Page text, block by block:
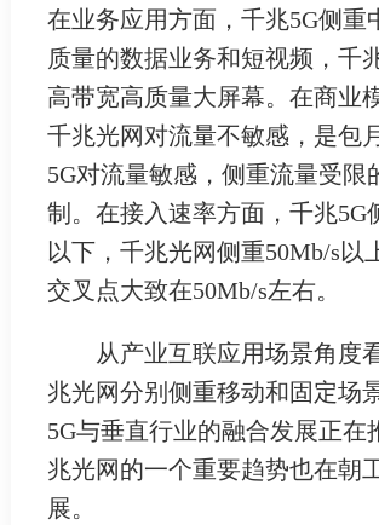
在业务应用方面，千兆5G侧重
质量的数据业务和短视频，千
高带宽高质量大屏幕。在商业
千兆光网对流量不敏感，是包
5G对流量敏感，侧重流量受限
制。在接入速率方面，千兆5G
以下，千兆光网侧重50Mb/s以
交叉点大致在50Mb/s左右。
从产业互联应用场景角度
兆光网分别侧重移动和固定场
5G与垂直行业的融合发展正在
兆光网的一个重要趋势也在朝
展。